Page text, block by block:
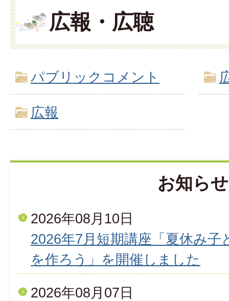
広報・広聴
パブリックコメント
広報
お知らせ
2026年08月10日
2026年7月短期講座「夏休み子
を作ろう」を開催しました
2026年08月07日